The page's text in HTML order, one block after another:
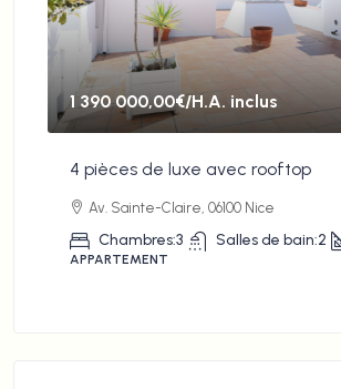
1 390 000,00€/H.A. inclus
4 pièces de luxe avec rooftop
Av. Sainte-Claire, 06100 Nice
Chambres:3 Salles de bain:2
APPARTEMENT